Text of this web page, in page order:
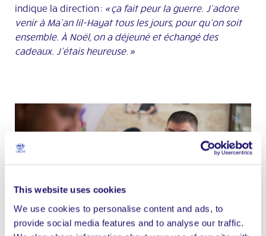
This website uses cookies
We use cookies to personalise content and ads, to
provide social media features and to analyse our traffic.
indique la direction : « ça fait peur la guerre. J’adore
venir à Ma’an lil-Hayat tous les jours, pour qu’on soit
ensemble. À Noël, on a déjeuné et échangé des
cadeaux. J’étais heureuse. »
Shukri à l'atelier de l'Arche Lil Ma'an Hayat